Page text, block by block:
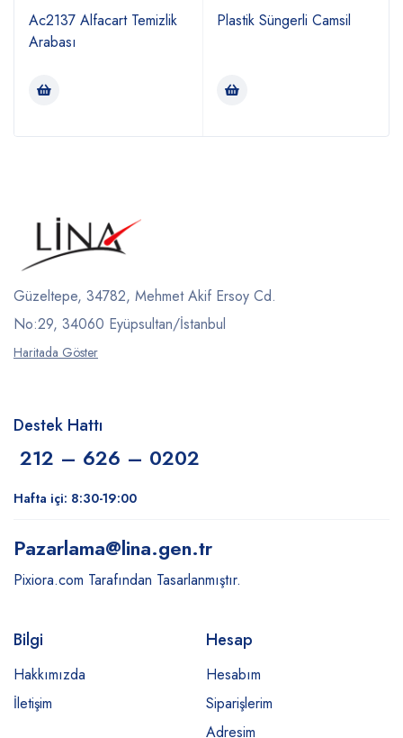
Ac2137 Alfacart Temizlik
Arabası
Plastik Süngerli Camsil
Güzeltepe, 34782, Mehmet Akif Ersoy Cd.
No:29, 34060 Eyüpsultan/İstanbul
Haritada Göster
Destek Hattı
212 – 626 – 0202
Hafta içi: 8:30-19:00
Pazarlama@lina.gen.tr
Pixiora.com Tarafından Tasarlanmıştır.
Bilgi
Hakkımızda
İletişim
Hesap
Hesabım
Siparişlerim
Adresim